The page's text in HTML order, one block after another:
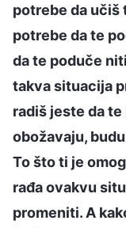
potrebe da učiš
potrebe da te
da te poduče
takva situacija
radiš jeste da
obožavaju,
To što ti je
rađa ovakvu
promeniti. A